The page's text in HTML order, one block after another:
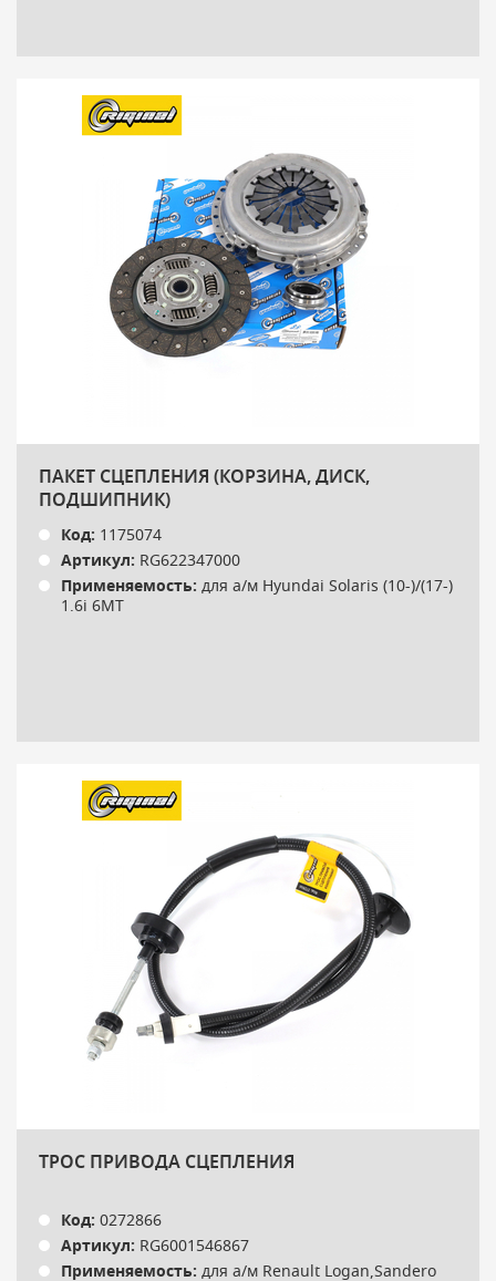
ПАКЕТ СЦЕПЛЕНИЯ (КОРЗИНА, ДИСК,
ПОДШИПНИК)
Код: 1175074
Артикул: RG622347000
Применяемость: для а/м Hyundai Solaris (10-)/(17-)
1.6i 6MT
ТРОС ПРИВОДА СЦЕПЛЕНИЯ
Код: 0272866
Артикул: RG6001546867
Применяемость: для а/м Renault Logan,Sandero